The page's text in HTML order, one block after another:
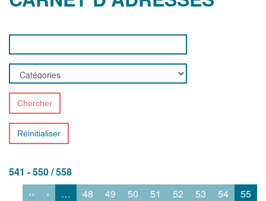
Chercher
Réinitialiser
541 - 550 / 558
‹‹
‹ … 48 49 50 51 52 53 54
55